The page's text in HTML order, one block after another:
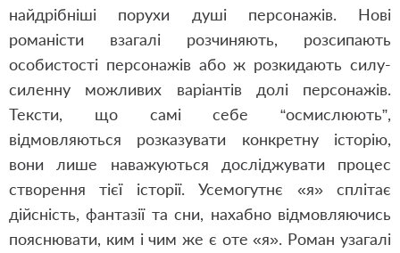
найдрібніші порухи душі персонажів. Нові
романісти взагалі розчиняють, розсипають
особистості персонажів або ж розкидають силу-
силенну можливих варіантів долі персонажів.
Тексти, що самі себе “осмислюють”,
відмовляються розказувати конкретну історію,
вони лише наважуються досліджувати процес
створення тієї історії. Усемогутнє «я» сплітає
дійсність, фантазії та сни, нахабно відмовляючись
пояснювати, ким і чим же є оте «я». Роман узагалі